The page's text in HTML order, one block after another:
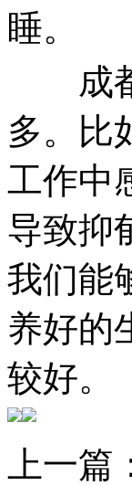
睡。
成
多。比
工作中
导致抑
我们能
养好的
较好。
上一篇